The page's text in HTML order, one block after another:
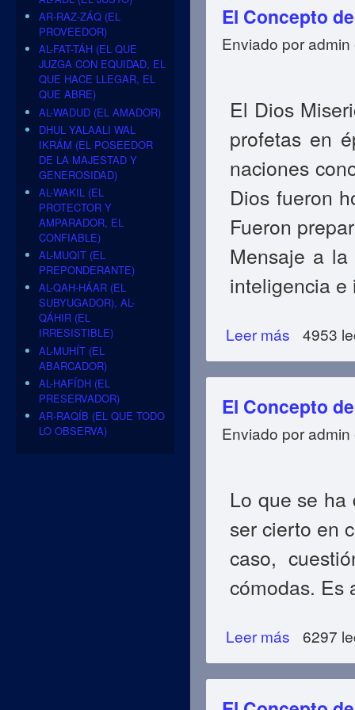
El Concepto
Enviado poradmin
El Dios
profetas en
naciones
Dios fueron
Fueron
Mensaje a
inteligencia e
Leer más sobre El
4953
El Concepto
Enviado poradmin
Lo que se
ser cierto en
caso,
cómodas. Es
Leer más sobre El
6297
AR-RAZ-ZÁQ (EL
PROVEEDOR)
AL-FAT-TÁH (EL QUE
JUZGA CON EQUIDAD, EL
QUE HACE LLEGAR, EL
QUE ABRE)
AL-WADUD (EL AMADOR)
DHUL YALAALI WAL
IKRÁM (EL POSEEDOR
DE LA MAJESTAD Y
GENEROSIDAD)
AL-WAKIL (EL
PROTECTOR Y
AMPARADOR, EL
CONFIABLE)
AL-MUQIT (EL
PREPONDERANTE)
AL-QAH-HÁAR (EL
SUBYUGADOR), AL-
QÁHIR (EL
IRRESISTIBLE)
AL-MUHÍT (EL
ABARCADOR)
AL-HAFÍDH (EL
PRESERVADOR)
AR-RAQÍB (EL QUE TODO
LO OBSERVA)